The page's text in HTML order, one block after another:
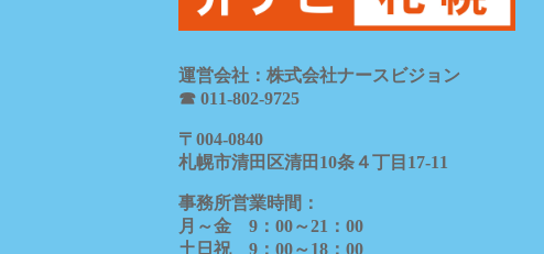
運営会社：株式会社ナースビジョン
☎ 011-802-9725
〒 004-0840
札幌市清田区清田 10条４丁目 17-11
事務所営業時間：
月～金 9 ： 00～21 ： 00
土日祝 9 ： 00～18 ： 00